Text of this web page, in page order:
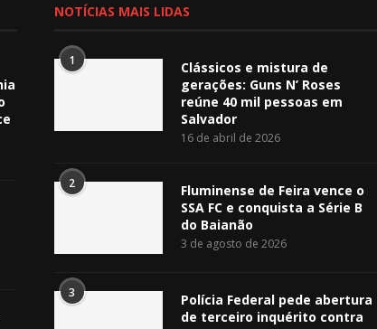
NOTÍCIAS MAIS LIDAS
1
Clássicos e mistura de
gerações: Guns N’ Roses
reúne 40 mil pessoas em
Salvador
16 de abril de 2026
2
Fluminense de Feira vence o
SSA FC e conquista a Série B
do Baianão
3 de agosto de 2026
3
Polícia Federal pede abertura
de terceiro inquérito contra